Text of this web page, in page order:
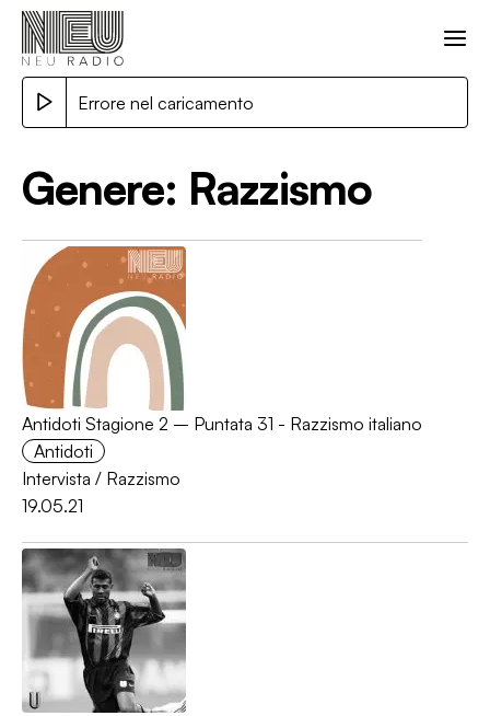
Errore nel caricamento
Genere: Razzismo
Antidoti Stagione 2 – Puntata 31 - Razzismo italiano
Antidoti
Intervista / Razzismo
19.05.21